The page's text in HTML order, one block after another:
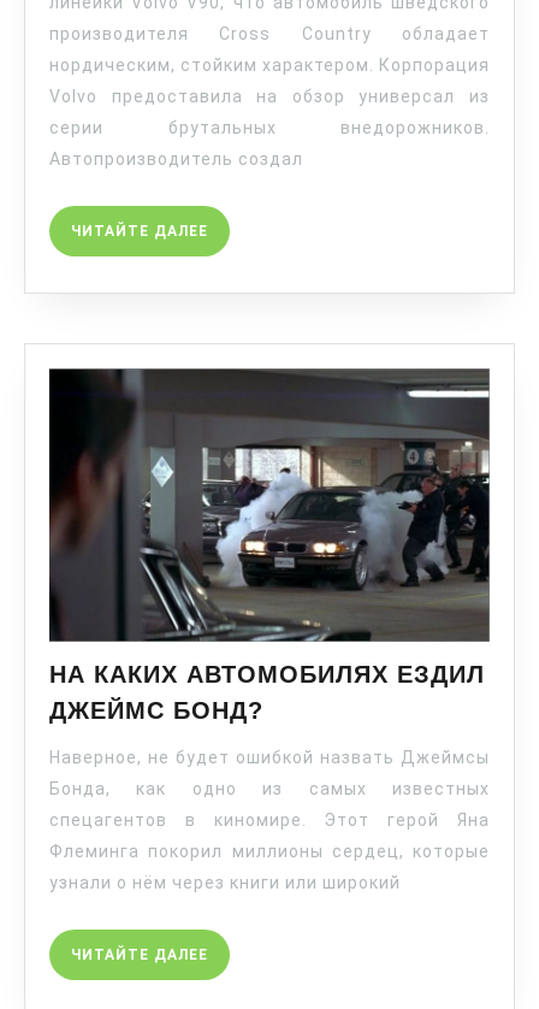
производителя Cross Country обладает
нордическим, стойким характером. Корпорация
Volvo предоставила на обзор универсал из
серии брутальных внедорожников.
Автопроизводитель создал
ЧИТАЙТЕ ДАЛЕЕ
НА КАКИХ АВТОМОБИЛЯХ ЕЗДИЛ
ДЖЕЙМС БОНД?
Наверное, не будет ошибкой назвать Джеймсы
Бонда, как одно из самых известных
спецагентов в киномире. Этот герой Яна
Флеминга покорил миллионы сердец, которые
узнали о нём через книги или широкий
ЧИТАЙТЕ ДАЛЕЕ